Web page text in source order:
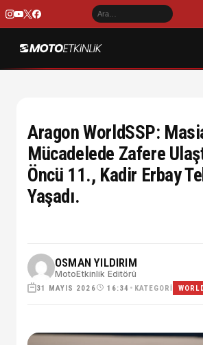
Aragon WorldSSP:
Mücadelede Zafere
Öncü 11., Kadir Erbay
Yaşadı.
OSMAN YILDIRIM
MotoEtkinlik Editörü
31 MAYIS 2026 16:34 • KATEGORI